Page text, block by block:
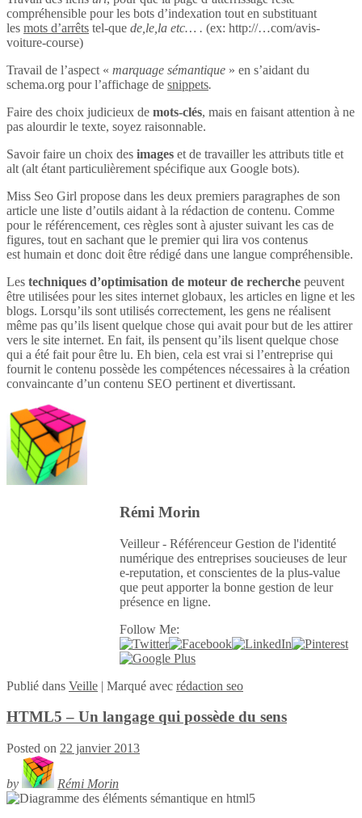
compréhensible pour les bots d’indexation tout en substituant
les mots d’arrêts tel-que de,le,la etc… . (ex: http://…com/avis-
voiture-course)
Travail de l’aspect « marquage sémantique » en s’aidant du
schema.org pour l’affichage de snippets.
Faire des choix judicieux de mots-clés, mais en faisant attention à ne
pas alourdir le texte, soyez raisonnable.
Savoir faire un choix des images et de travailler les attributs title et
alt (alt étant particulièrement spécifique aux Google bots).
Miss Seo Girl propose dans les deux premiers paragraphes de son
article une liste d’outils aidant à la rédaction de contenu. Comme
pour le référencement, ces règles sont à ajuster suivant les cas de
figures, tout en sachant que le premier qui lira vos contenus
est humain et donc doit être rédigé dans une langue compréhensible.
Les techniques d’optimisation de moteur de recherche peuvent
être utilisées pour les sites internet globaux, les articles en ligne et les
blogs. Lorsqu’ils sont utilisés correctement, les gens ne réalisent
même pas qu’ils lisent quelque chose qui avait pour but de les attirer
vers le site internet. En fait, ils pensent qu’ils lisent quelque chose
qui a été fait pour être lu. Eh bien, cela est vrai si l’entreprise qui
fournit le contenu possède les compétences nécessaires à la création
convaincante d’un contenu SEO pertinent et divertissant.
Rémi Morin
Veilleur - Référenceur Gestion de l'identité
numérique des entreprises soucieuses de leur
e-reputation, et conscientes de la plus-value
que peut apporter la bonne gestion de leur
présence en ligne.
Follow Me:
Publié dans Veille | Marqué avec rédaction seo
HTML5 – Un langage qui possède du sens
Posted on 22 janvier 2013
by Rémi Morin